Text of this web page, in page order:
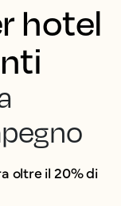
hotel
oltre il 20% di